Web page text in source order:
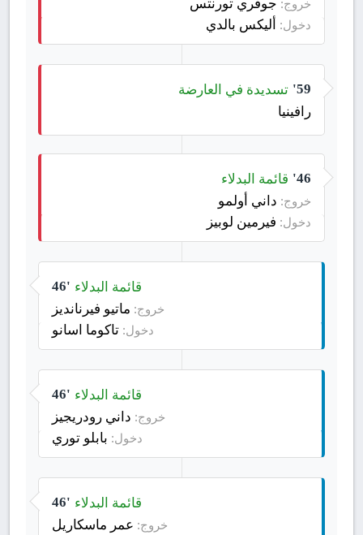
خروج:
دخول: أليكس بالدي
59' تسديدة في العارضة
رافينيا
46' قائمة البدلاء
خروج: داني أولمو
دخول: فيرمين لوبيز
46' قائمة البدلاء
خروج: ماتيو فيرنانديز
دخول: تاكوما اسانو
46' قائمة البدلاء
خروج: داني رودريجيز
دخول: بابلو توري
46' قائمة البدلاء
خروج: عمر ماسكاريل